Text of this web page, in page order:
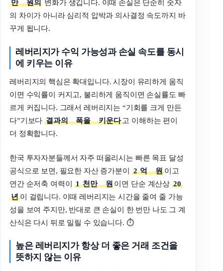
만
원의 변화가 생깁니다. 이때 손실은 단순히 숫자
의 차이가 아니라 심리적 압박과 의사결정 속도까지 바
꾸게 됩니다.
레버리지가 수익 가능성과 손실 속도를 동시
에 키우는 이유
레버리지의 핵심은 확대입니다. 시장이 유리하게 움직
이면 수익률이 커지고, 불리하게 움직이면 손실률도 빠
르게 커집니다. 그래서 레버리지는 “기회를 크게 만든
다”기보다결과의 폭을 키운다 고 이해하는 편이
더 정확합니다.
한국 투자자분들께서 자주 떠올리시는 빠른 목표 달성
공식으로 보면, 필요한 자산 증가분이
2 억 원 이고
연간 순저축 여력이1 천만 원 이면 단순 계산상 20
년이 걸립니다. 이때 레버리지는 시간을 줄여 줄 가능
성을 보여 주지만, 반대로 큰 손실이 한 번만 나도 그 계
산식은 다시 뒤로 밀릴 수 있습니다. ⏱️
높은 레버리지가 항상 더 좋은 거래 조건을
뜻하지 않는 이유